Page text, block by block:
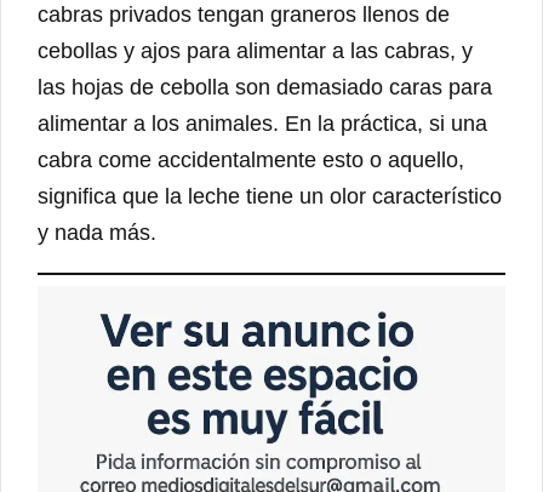
cabras privados tengan graneros llenos de
cebollas y ajos para alimentar a las cabras, y
las hojas de cebolla son demasiado caras para
alimentar a los animales. En la práctica, si una
cabra come accidentalmente esto o aquello,
significa que la leche tiene un olor característico
y nada más.